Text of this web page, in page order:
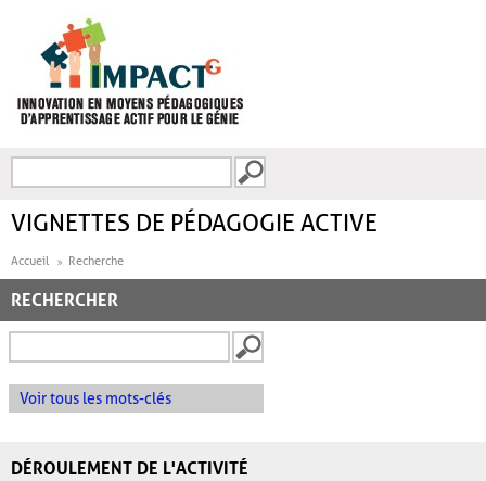
FORMULAIRE DE
VIGNETTES DE PÉDAGOGIE ACTIVE
Accueil Recherche
RECHERCHER
Voir tous les mots-clés
DÉROULEMENT DE L'ACTIVITÉ